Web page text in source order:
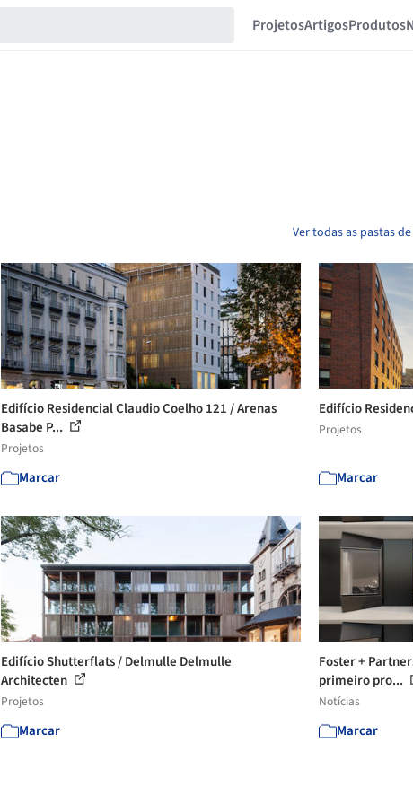
ProjetosArtigosProdutos
Ver todas as pastas
Edifício Residencial Claudio Coelho 121 / Arenas
Basabe P...
Projetos
Marcar
Edifício
Projetos
Marcar
Edifício Shutterflats / Delmulle Delmulle
Architecten
Projetos
Marcar
Foster +
primeiro pro...
Notícias
Marcar